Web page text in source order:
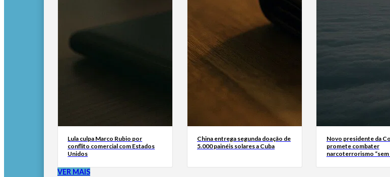
Lula culpa Marco Rubio por
conflito comercial com Estados
Unidos
China entrega segunda doação de
5.000 painéis solares a Cuba
Novo presidente da
promete combater
narcoterrorismo “sem
VER MAIS